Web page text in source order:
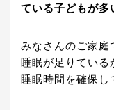
ている子どもが多
みなさんのご家
睡眠が足りている
睡眠時間を確保し